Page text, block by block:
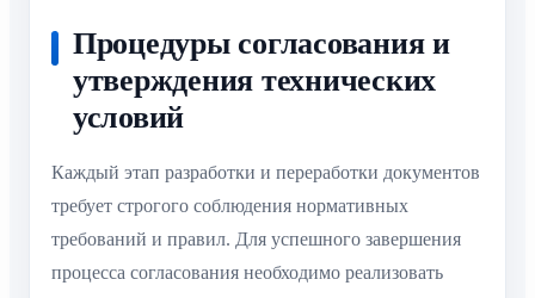
Процедуры согласования и
утверждения технических
условий
Каждый этап разработки и переработки документов
требует строгого соблюдения нормативных
требований и правил. Для успешного завершения
процесса согласования необходимо реализовать